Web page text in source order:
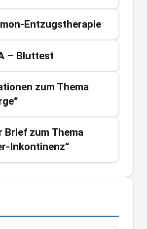
Entzugstherapie
– Bluttest
zum Thema
Brief zum Thema
Inkontinenz“